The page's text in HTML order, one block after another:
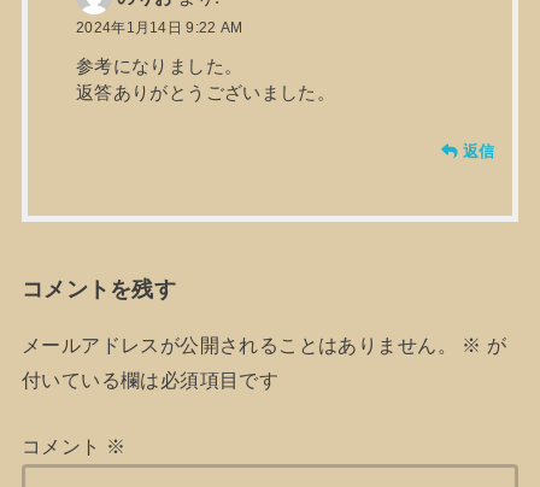
2024年1月14日 9:22 AM
参考になりました。
返答ありがとうございました。
返信
コメントを残す
メールアドレスが公開されることはありません。 ※ が
付いている欄は必須項目です
コメント ※